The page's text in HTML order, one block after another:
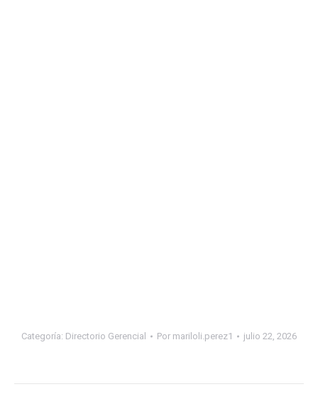
Categoría: Directorio Gerencial Por mariloli.perez1 julio 22, 2026